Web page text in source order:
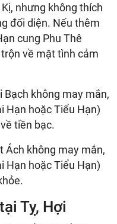
nhưng không thích
đối diện. Nếu thêm
cung Phu Thê
về mặt tình cảm
Bạch không may mắn,
Hạn hoặc Tiểu Hạn)
tiền bạc.
Ách không may mắn,
Hạn hoặc Tiểu Hạn)
Tỵ, Hợi